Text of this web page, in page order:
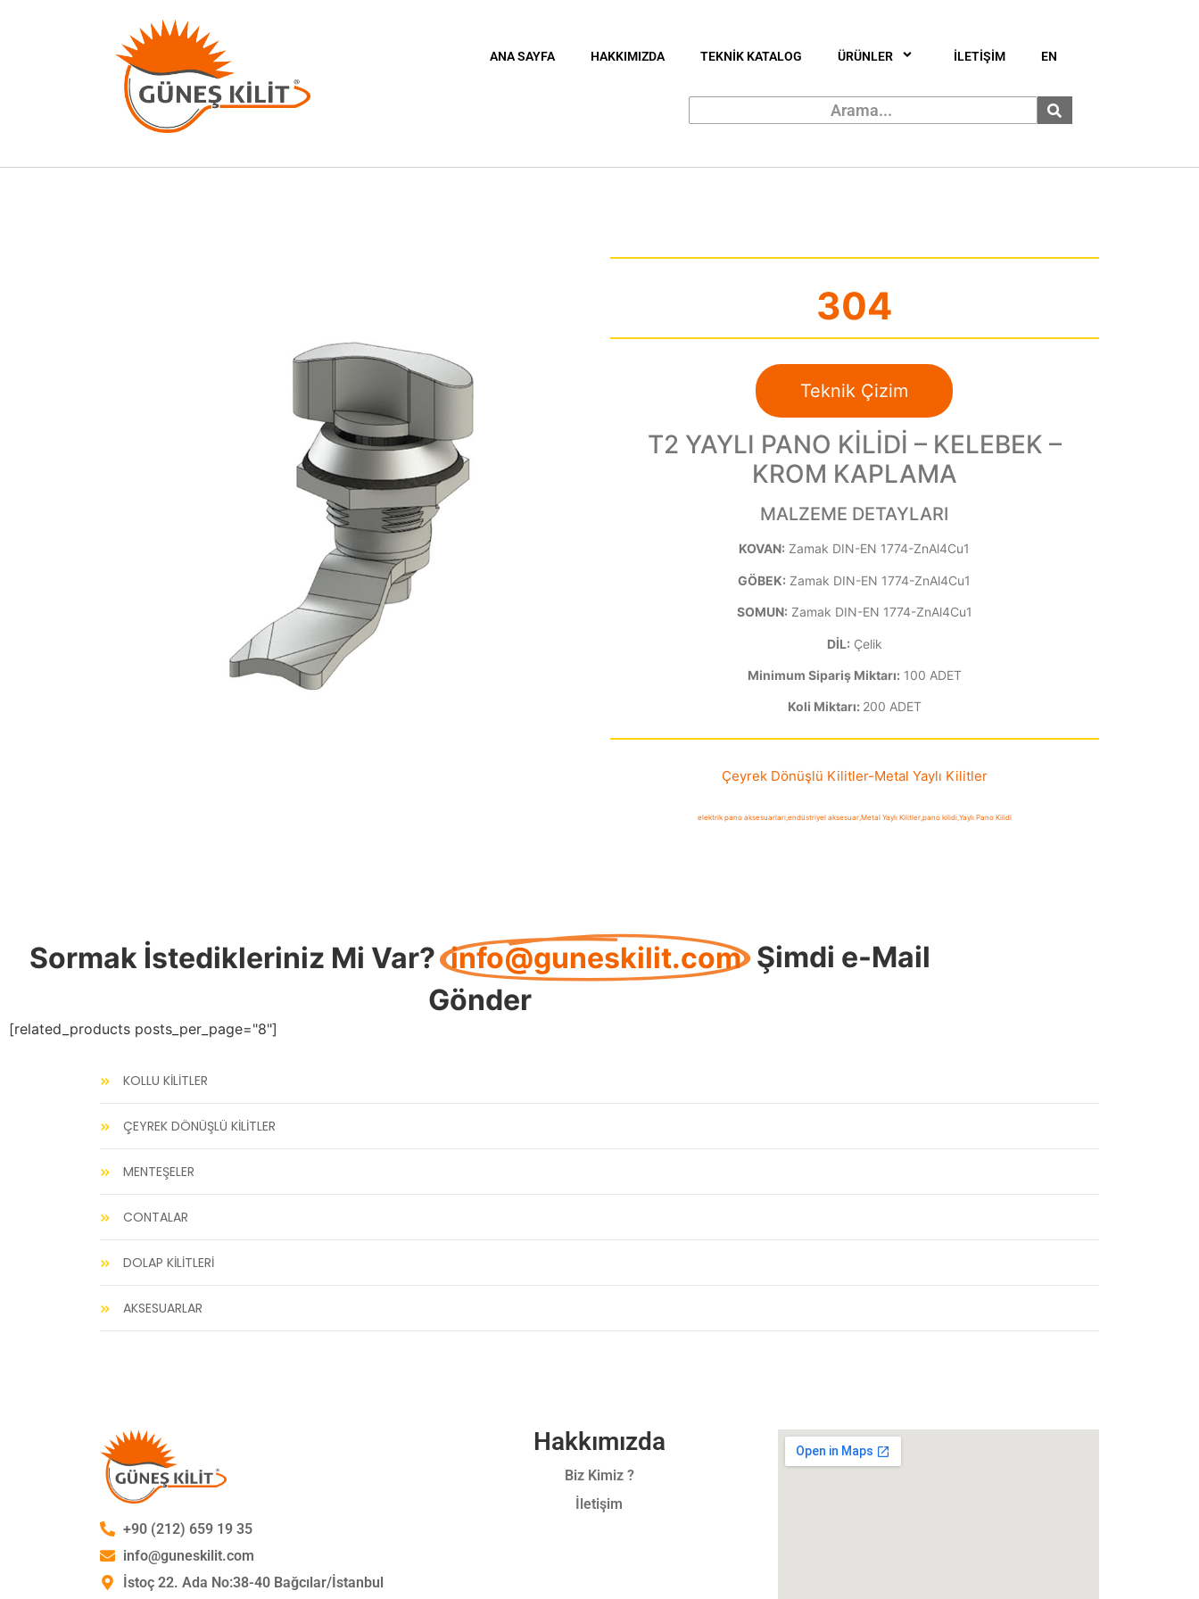
ANA SAYFA HAKKIMIZDA TEKNİK KATALOG ÜRÜNLER İLETİŞİM EN
304
Teknik Çizim
T2 YAYLI PANO KİLİDİ – KELEBEK –
KROM KAPLAMA
MALZEME DETAYLARI
KOVAN: Zamak DIN-EN 1774-ZnAl4Cu1
GÖBEK: Zamak DIN-EN 1774-ZnAl4Cu1
SOMUN: Zamak DIN-EN 1774-ZnAl4Cu1
DİL: Çelik
Minimum Sipariş Miktarı: 100 ADET
Koli Miktarı: 200 ADET
Çeyrek Dönüşlü Kilitler-Metal Yaylı Kilitler
elektrik pano aksesuarları, endüstriyel aksesuar, Metal Yaylı Kilitler, pano kilidi, Yaylı Pano Kilidi
Sormak İstedikleriniz Mi Var? info@guneskilit.com Şimdi e-Mail
Gönder
[related_products posts_per_page="8"]
KOLLU KİLİTLER
ÇEYREK DÖNÜŞLÜ KİLİTLER
MENTEŞELER
CONTALAR
DOLAP KİLİTLERİ
AKSESUARLAR
+90 (212) 659 19 35
info@guneskilit.com
İstoç 22. Ada No:38-40 Bağcılar/İstanbul
Hakkımızda
Biz Kimiz ?
İletişim